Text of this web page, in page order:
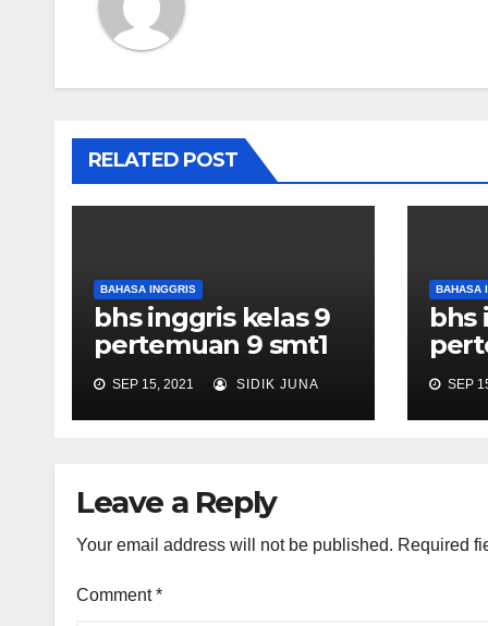
RELATED POST
BAHASA INGGRIS
bhs inggris kelas 9
pertemuan 9 smt1
SEP 15, 2021 SIDIK JUNA
BAHASA
bhs
SEP
Leave a Reply
Your email address will not be published. Required
Comment*